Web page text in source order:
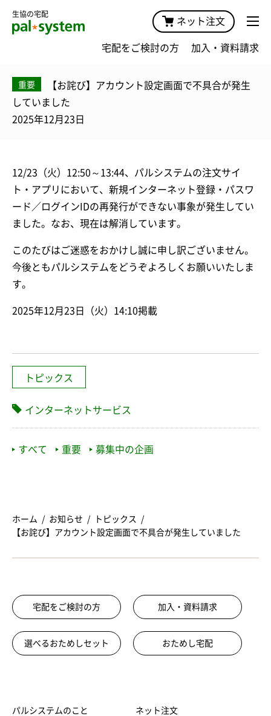
生協の宅配
ネット注文
宅配をご検討の方 加入・資料請求
重要
【お詫び】アカウント設定画面で不具合が発生
していました
2025年12月23日
12/23（火）12:50～13:44、パルシステムの注文サイ
ト・アプリにおいて、新規インターネット登録・パスワ
ード／ログインIDの再発行ができない事象が発生してい
ました。なお、現在は解消しています。
このたびはご迷惑をおかけし誠に申し訳ございません。
今後ともパルシステムをどうぞよろしくお願いいたしま
す。
2025年12月23日（火）14:10掲載
トピックス
インターネットサービス
すべて 重要 募集中の企画
ホーム お知らせ
トピックス
【お詫び】アカウント設定画面で不具合が発生していました
宅配をご検討の方 加入・資料請求
選べるおためしセット おためし宅配
パルシステムのこと ネット注文